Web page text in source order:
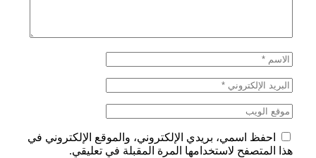
احفظ اسمي، بريدي الإلكتروني، والموقع الإلكتروني في
هذا المتصفح لاستخدامها المرة المقبلة في تعليقي.